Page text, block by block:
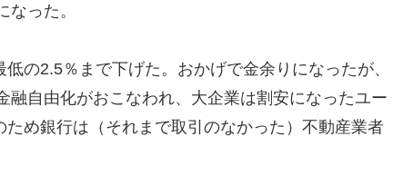
なった。
の2.5％まで下げた。おかげで金余りになったが、
融自由化がおこなわれ、大企業は割安になったユー
め銀行は（それまで取引のなかった）不動産業者